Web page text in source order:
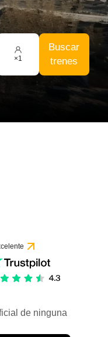
×1
Buscar
trenes
de ninguna